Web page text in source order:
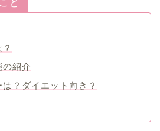
の紹介
？ダイエット向き？